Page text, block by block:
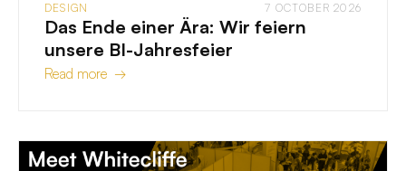
DESIGN 7 OCTOBER 2026
Das Ende einer Ära: Wir feiern
unsere BI-Jahresfeier
Read more →